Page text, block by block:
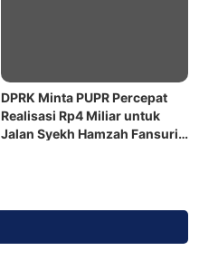
DPRK Minta PUPR Percepat
Realisasi Rp4 Miliar untuk
Jalan Syekh Hamzah Fansuri–